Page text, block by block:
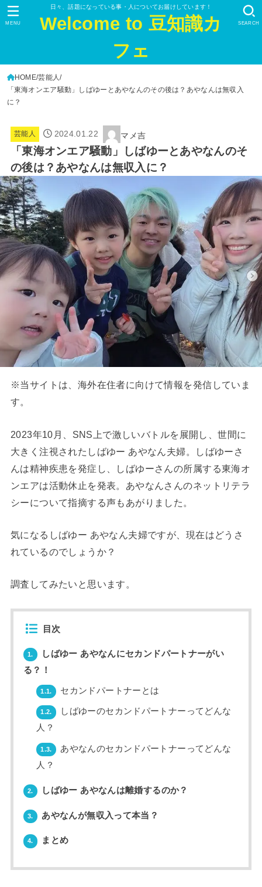
日々、話題になっている事・人についてお届けしています！
Welcome to 豆知識カ
フェ
SEARCH
MENU
HOME 芸能人
「東海オンエア騒動」しばゆーとあやなんのその後は？あやなんは無収入
に？
芸能人 2024.01.22 マメ吉
「東海オンエア騒動」しばゆーとあやなんのそ
の後は？あやなんは無収入に？
※当サイトは、海外在住者に向けて情報を発信していま
す。
2023年10月、SNS上で激しいバトルを展開し、世間に
大きく注視されたしばゆー あやなん夫婦。しばゆーさ
んは精神疾患を発症し、しばゆーさんの所属する東海オ
ンエアは活動休止を発表。あやなんさんのネットリテラ
シーについて指摘する声もあがりました。
気になるしばゆー あやなん夫婦ですが、現在はどうさ
れているのでしょうか？
調査してみたいと思います。
目次
1.
しばゆー あやなんにセカンドパートナーがい
る？！
1.1. セカンドパートナーとは
1.2.
しばゆーのセカンドパートナーってどんな
人？
1.3.
あやなんのセカンドパートナーってどんな
人？
2. しばゆー あやなんは離婚するのか？
3. あやなんが無収入って本当？
4. まとめ